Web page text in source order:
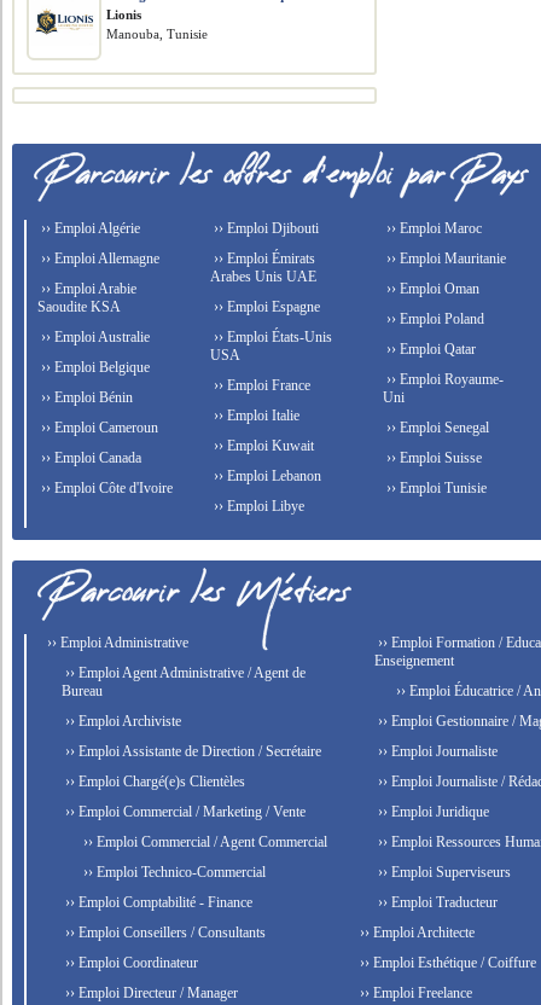
Lionis
Manouba, Tunisie
›› Emploi Algérie
›› Emploi Allemagne
›› Emploi Arabie
Saoudite KSA
›› Emploi Australie
›› Emploi Belgique
›› Emploi Bénin
›› Emploi Cameroun
›› Emploi Canada
›› Emploi Côte d'Ivoire
›› Emploi Djibouti
›› Emploi Émirats
Arabes Unis UAE
›› Emploi Espagne
›› Emploi États-Unis
USA
›› Emploi France
›› Emploi Italie
›› Emploi Kuwait
›› Emploi Lebanon
›› Emploi Libye
›› Emploi Maroc
›› Emploi Mauritanie
›› Emploi Oman
›› Emploi Poland
›› Emploi Qatar
›› Emploi Royaume-
Uni
›› Emploi Senegal
›› Emploi Suisse
›› Emploi Tunisie
›› Emploi Administrative
›› Emploi Agent Administrative / Agent de
Bureau
›› Emploi Archiviste
›› Emploi Assistante de Direction / Secrétaire
›› Emploi Chargé(e)s Clientèles
›› Emploi Commercial / Marketing / Vente
›› Emploi Commercial / Agent Commercial
›› Emploi Technico-Commercial
›› Emploi Comptabilité - Finance
›› Emploi Conseillers / Consultants
›› Emploi Coordinateur
›› Emploi Directeur / Manager
›› Emploi Formation /
Enseignement
›› Emploi Éducatrice /
›› Emploi Gestionnaire /
›› Emploi Journaliste
›› Emploi Journaliste /
›› Emploi Juridique
›› Emploi Ressources
›› Emploi Superviseurs
›› Emploi Traducteur
›› Emploi Architecte
›› Emploi Esthétique / Coiffure
›› Emploi Freelance